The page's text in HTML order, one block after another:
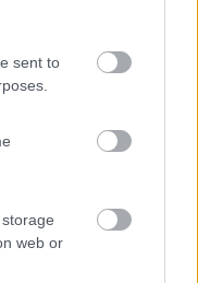
sent to
web or